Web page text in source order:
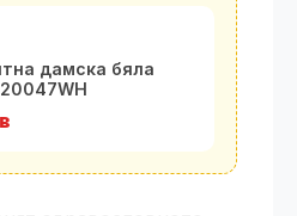
дамска бяла